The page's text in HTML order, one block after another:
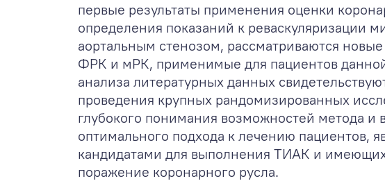
первые результаты применения оценки
определения показаний к реваскуляризации
аортальным стенозом, рассматриваются
ФРК и мРК, применимые для пациентов
анализа литературных данных
проведения крупных рандомизированных
глубокого понимания возможностей метода и
оптимального подхода к лечению пациентов,
кандидатами для выполнения ТИАК и
поражение коронарного русла.